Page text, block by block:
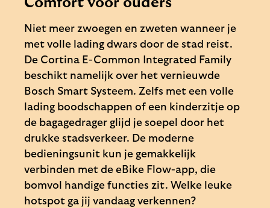
Niet meer zwoegen en zweten wanneer je
met volle lading dwars door de stad reist.
De Cortina E-Common Integrated Family
beschikt namelijk over het vernieuwde
Bosch Smart Systeem. Zelfs met een volle
lading boodschappen of een kinderzitje op
de bagagedrager glijd je soepel door het
drukke stadsverkeer. De moderne
bedieningsunit kun je gemakkelijk
verbinden met de eBike Flow-app, die
bomvol handige functies zit. Welke leuke
hotspot ga jij vandaag verkennen?